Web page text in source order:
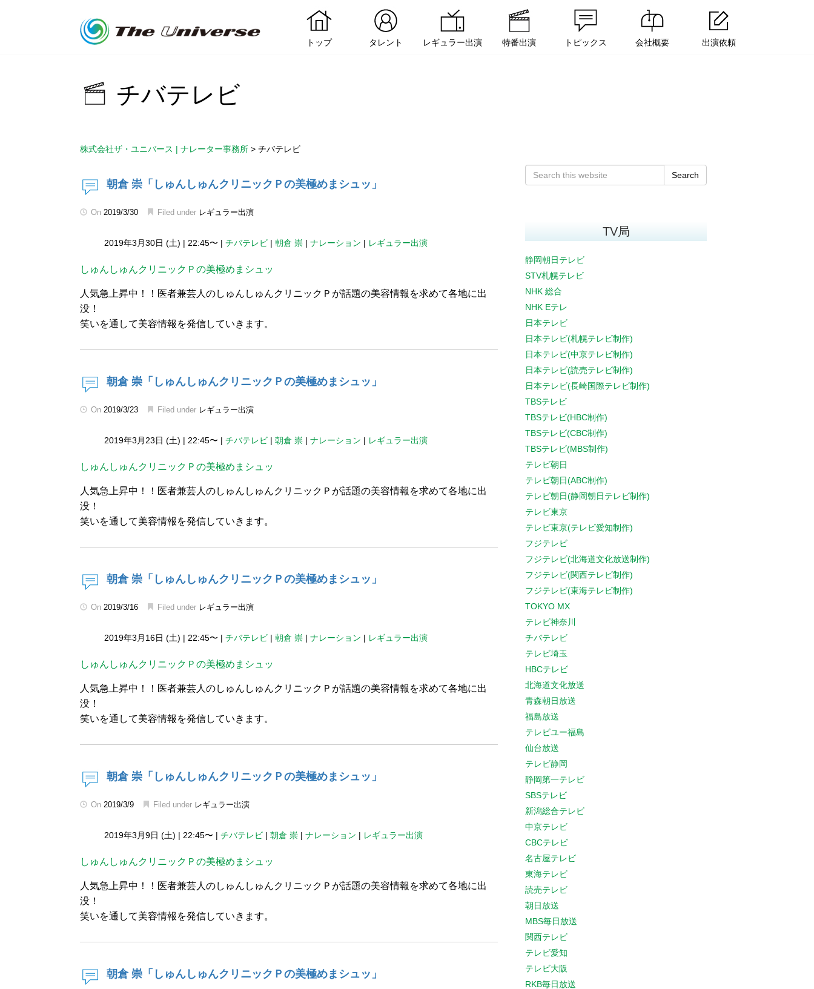
トップ タレント レギュラー出演 特番出演 トピックス 会社概要 出演依頼
チバテレビ
株式会社ザ・ユニバース | ナレーター事務所 > チバテレビ
朝倉 崇「しゅんしゅんクリニックＰの美極めまシュッ」
On 2019/3/30 Filed under レギュラー出演
2019年3月30日 (土) | 22:45〜 | チバテレビ | 朝倉 崇 | ナレーション | レギュラー出演
しゅんしゅんクリニックＰの美極めまシュッ
人気急上昇中！！医者兼芸人のしゅんしゅんクリニックＰが話題の美容情報を求めて各地に出
没！
笑いを通して美容情報を発信していきます。
朝倉 崇「しゅんしゅんクリニックＰの美極めまシュッ」
On 2019/3/23 Filed under レギュラー出演
2019年3月23日 (土) | 22:45〜 | チバテレビ | 朝倉 崇 | ナレーション | レギュラー出演
しゅんしゅんクリニックＰの美極めまシュッ
人気急上昇中！！医者兼芸人のしゅんしゅんクリニックＰが話題の美容情報を求めて各地に出
没！
笑いを通して美容情報を発信していきます。
朝倉 崇「しゅんしゅんクリニックＰの美極めまシュッ」
On 2019/3/16 Filed under レギュラー出演
2019年3月16日 (土) | 22:45〜 | チバテレビ | 朝倉 崇 | ナレーション | レギュラー出演
しゅんしゅんクリニックＰの美極めまシュッ
人気急上昇中！！医者兼芸人のしゅんしゅんクリニックＰが話題の美容情報を求めて各地に出
没！
笑いを通して美容情報を発信していきます。
朝倉 崇「しゅんしゅんクリニックＰの美極めまシュッ」
On 2019/3/9 Filed under レギュラー出演
2019年3月9日 (土) | 22:45〜 | チバテレビ | 朝倉 崇 | ナレーション | レギュラー出演
しゅんしゅんクリニックＰの美極めまシュッ
人気急上昇中！！医者兼芸人のしゅんしゅんクリニックＰが話題の美容情報を求めて各地に出
没！
笑いを通して美容情報を発信していきます。
朝倉 崇「しゅんしゅんクリニックＰの美極めまシュッ」
Search
TV局
静岡朝日テレビ
STV札幌テレビ
NHK 総合
NHK Eテレ
日本テレビ
日本テレビ(札幌テレビ制作)
日本テレビ(中京テレビ制作)
日本テレビ(読売テレビ制作)
日本テレビ(長崎国際テレビ制作)
TBSテレビ
TBSテレビ(HBC制作)
TBSテレビ(CBC制作)
TBSテレビ(MBS制作)
テレビ朝日
テレビ朝日(ABC制作)
テレビ朝日(静岡朝日テレビ制作)
テレビ東京
テレビ東京(テレビ愛知制作)
フジテレビ
フジテレビ(北海道文化放送制作)
フジテレビ(関西テレビ制作)
フジテレビ(東海テレビ制作)
TOKYO MX
テレビ神奈川
チバテレビ
テレビ埼玉
HBCテレビ
北海道文化放送
青森朝日放送
福島放送
テレビユー福島
仙台放送
テレビ静岡
静岡第一テレビ
SBSテレビ
新潟総合テレビ
中京テレビ
CBCテレビ
名古屋テレビ
東海テレビ
読売テレビ
朝日放送
MBS毎日放送
関西テレビ
テレビ愛知
テレビ大阪
RKB毎日放送